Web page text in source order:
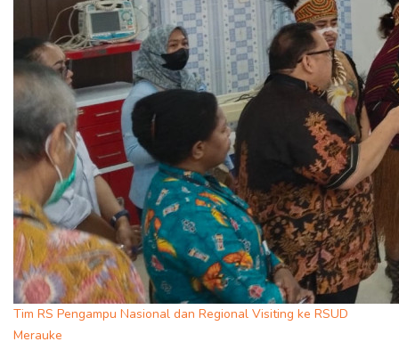
Tim RS Pengampu Nasional dan Regional Visiting ke RSUD
Merauke